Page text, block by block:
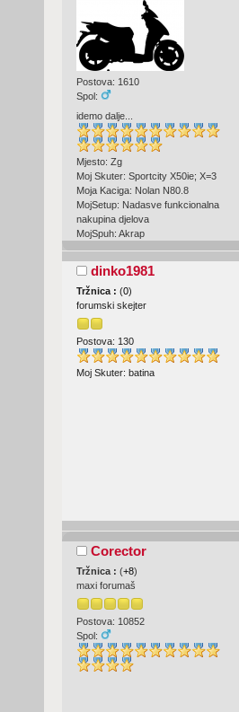
Postova: 1610
Spol:
idemo dalje...
Mjesto: Zg
Moj Skuter: Sportcity X50ie; X=3
Moja Kaciga: Nolan N80.8
MojSetup: Nadasve funkcionalna
nakupina djelova
MojSpuh: Akrap
dinko1981
Tržnica : (0)
forumski skejter
Postova: 130
Moj Skuter: batina
Corector
Tržnica : (+8)
maxi forumaš
Postova: 10852
Spol: